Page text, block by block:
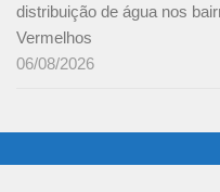
distribuição de água nos
Vermelhos
06/08/2026